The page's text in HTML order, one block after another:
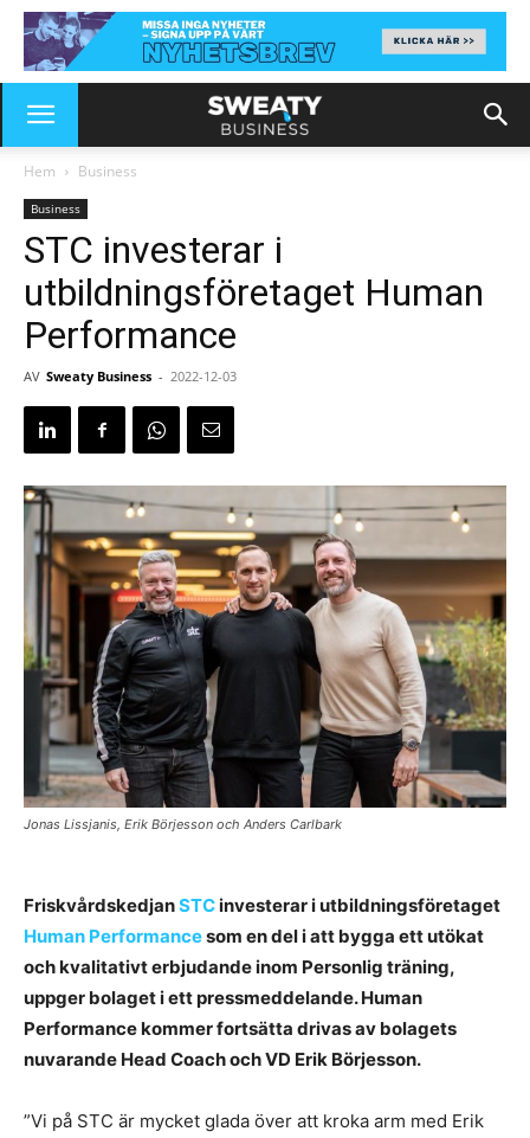
Hem Business
Business
STC investerar i
utbildningsföretaget Human
Performance
AV Sweaty Business - 2022-12-03
Jonas Lissjanis, Erik Börjesson och Anders Carlbark
FriskvårdskedjanSTCinvesterar i utbildningsföretaget
Human Performancesom en del i att bygga ett utökat
och kvalitativt erbjudande inom Personlig träning,
uppger bolaget i ett pressmeddelande. Human
Performance kommer fortsätta drivas av bolagets
nuvarande Head Coach och VD Erik Börjesson.
”Vi på STC är mycket glada över att kroka arm med Erik